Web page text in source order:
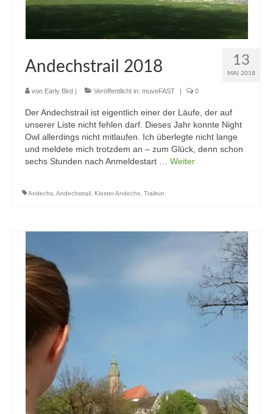
13
MAI 2018
Andechstrail 2018
von Early Bird Veröffentlicht in: muveFAST 0
Der Andechstrail ist eigentlich einer der Läufe, der auf
unserer Liste nicht fehlen darf. Dieses Jahr konnte Night
Owl allerdings nicht mitlaufen. Ich überlegte nicht lange
und meldete mich trotzdem an – zum Glück, denn schon
sechs Stunden nach Anmeldestart … Weiter
Andechs, Andechstrail, Kloster Andechs, Trailrun